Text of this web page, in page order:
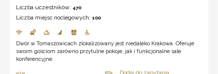
Liczba uczestników: 470
Liczba miejsc noclegowych: 100
Dwór w Tomaszowicach zlokalizowany jest niedaleko Krakowa. Oferuje
swoim gościom zarówno przytulne pokoje, jak i funkcjonalne sale
konferencyjne.